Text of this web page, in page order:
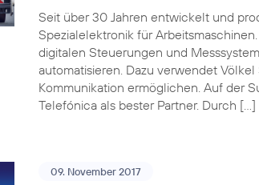
Seit über 30 Jahren entwickelt und
Spezialelektronik für
digitalen Steuerungen und
automatisieren. Dazu verwendet
Kommunikation ermöglichen. Auf der
Telefónica als bester Partner. Durch […]
09. November 2017